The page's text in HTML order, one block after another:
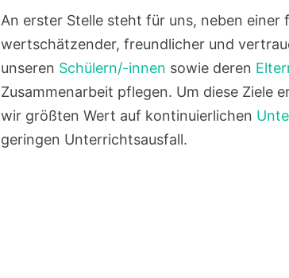
An erster Stelle steht für uns, neben einer
wertschätzender, freundlicher und
unseren Schülern/-innen sowie deren
Zusammenarbeit pflegen. Um diese Ziele
wir größten Wert auf kontinuierlichen
geringen Unterrichtsausfall.